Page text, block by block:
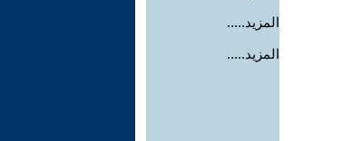
المزيد.....
المزيد.....